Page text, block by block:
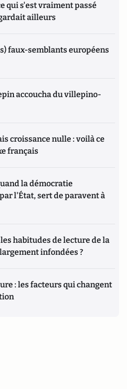
qui s'est vraiment passé
ailleurs
faux-semblants européens
accoucha du villepino-
croissance nulle : voilà ce
français
la démocratie
l'État, sert de paravent à
habitudes de lecture de la
infondées ?
: les facteurs qui changent